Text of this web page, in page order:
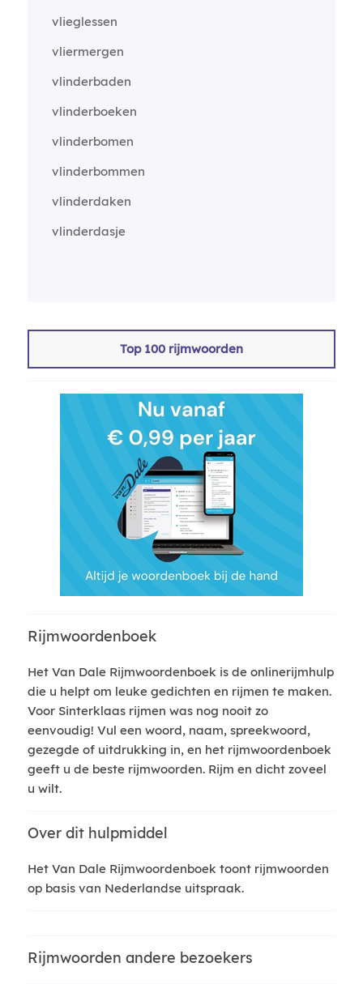
vlieglessen
vliermergen
vlinderbaden
vlinderboeken
vlinderbomen
vlinderbommen
vlinderdaken
vlinderdasje
Top 100 rijmwoorden
Rijmwoordenboek
Het Van Dale Rijmwoordenboek is de onlinerijmhulp
die u helpt om leuke gedichten en rijmen te maken.
Voor Sinterklaas rijmen was nog nooit zo
eenvoudig! Vul een woord, naam, spreekwoord,
gezegde of uitdrukking in, en het rijmwoordenboek
geeft u de beste rijmwoorden. Rijm en dicht zoveel
u wilt.
Over dit hulpmiddel
Het Van Dale Rijmwoordenboek toont rijmwoorden
op basis van Nederlandse uitspraak.
Rijmwoorden andere bezoekers